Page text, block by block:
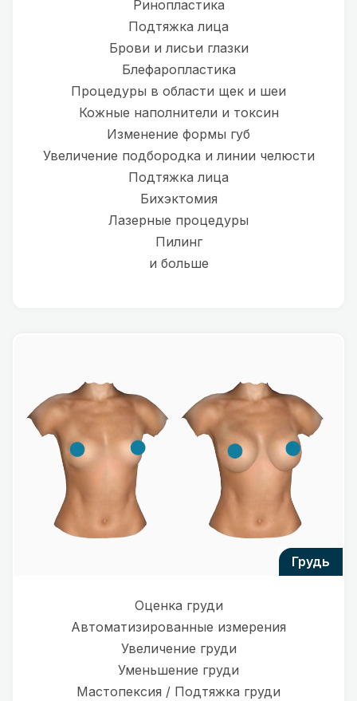
Ринопластика
Подтяжка лица
Брови и лисьи глазки
Блефаропластика
Процедуры в области щек и шеи
Кожные наполнители и токсин
Изменение формы губ
Увеличение подбородка и линии челюсти
Подтяжка лица
Бихэктомия
Лазерные процедуры
Пилинг
и больше
грудь
Оценка груди
Автоматизированные измерения
Увеличение груди
Уменьшение груди
Мастопексия / Подтяжка груди